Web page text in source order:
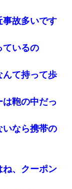
いったら「ジベ
談)」息子「はい、
援助して欲し
り女叩きに洗脳
と言い出した。
卵だったんだ…」
！取り違え
帰ってくるなよ…
んじゃ晴れな
事故多いです
ているの
んて持って歩
鞄の中だっ
いなら携帯の
ね、クーポン